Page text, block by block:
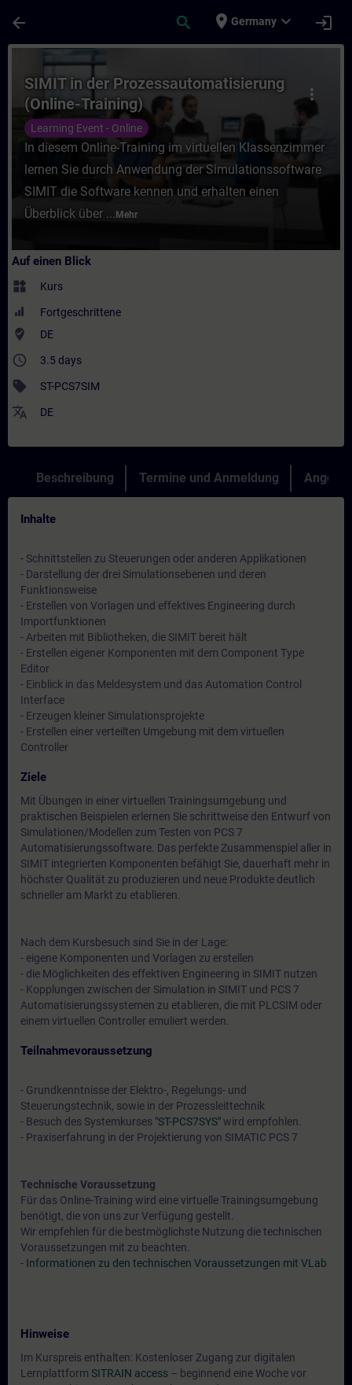
arrow_back search place Germany expand_more login
Kurs - SIMIT in der
more_vert
SIMIT in der Prozessautomatisierung
(Online-Training)
Learning Event - Online
In diesem Online-Training im virtuellen Klassenzimmer
lernen Sie durch Anwendung der Simulationssoftware
SIMIT die Software kennen und erhalten einen
Überblick über ... Mehr
Auf einen Blick
widgets Kurs
Fortgeschrittene
where_to_vote DE
access_time 3.5 days
sell ST-PCS7SIM
translate DE
Beschreibung Termine und Anmeldung Angebot
Inhalte
- Schnittstellen zu Steuerungen oder anderen Applikationen
- Darstellung der drei Simulationsebenen und deren
Funktionsweise
- Erstellen von Vorlagen und effektives Engineering durch
Importfunktionen
- Arbeiten mit Bibliotheken, die SIMIT bereit hält
- Erstellen eigener Komponenten mit dem Component Type
Editor
- Einblick in das Meldesystem und das Automation Control
Interface
- Erzeugen kleiner Simulationsprojekte
- Erstellen einer verteilten Umgebung mit dem virtuellen
Controller
Ziele
Mit Übungen in einer virtuellen Trainingsumgebung und
praktischen Beispielen erlernen Sie schrittweise den Entwurf von
Simulationen/Modellen zum Testen von PCS 7
Automatisierungssoftware. Das perfekte Zusammenspiel aller in
SIMIT integrierten Komponenten befähigt Sie, dauerhaft mehr in
höchster Qualität zu produzieren und neue Produkte deutlich
schneller am Markt zu etablieren.
Nach dem Kursbesuch sind Sie in der Lage:
- eigene Komponenten und Vorlagen zu erstellen
- die Möglichkeiten des effektiven Engineering in SIMIT nutzen
- Kopplungen zwischen der Simulation in SIMIT und PCS 7
Automatisierungssystemen zu etablieren, die mit PLCSIM oder
einem virtuellen Controller emuliert werden.
Teilnahmevoraussetzung
- Grundkenntnisse der Elektro-, Regelungs- und
Steuerungstechnik, sowie in der Prozessleittechnik
- Besuch des Systemkurses "ST-PCS7SYS"wird empfohlen.
- Praxiserfahrung in der Projektierung von SIMATIC PCS 7
Technische Voraussetzung
Für das Online-Training wird eine virtuelle Trainingsumgebung
benötigt, die von uns zur Verfügung gestellt.
Wir empfehlen für die bestmöglichste Nutzung die technischen
Voraussetzungen mit zu beachten.
- Informationen zu den technischen Voraussetzungen mit VLab
Hinweise
Im Kurspreis enthalten: Kostenloser Zugang zur digitalen
Lernplattform SITRAIN access – beginnend eine Woche vor